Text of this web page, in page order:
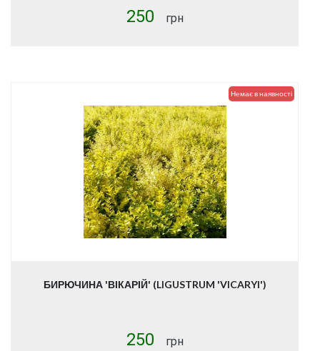
250 грн
Немає в наявності
БИРЮЧИНА 'ВІКАРІЙ' (LIGUSTRUM 'VICARYI')
250 грн